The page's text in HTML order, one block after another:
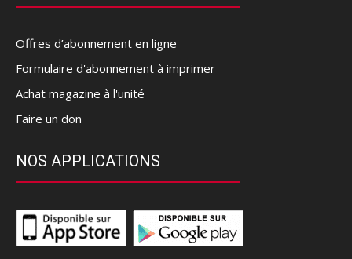
Offres d’abonnement en ligne
Formulaire d'abonnement à imprimer
Achat magazine à l'unité
Faire un don
NOS APPLICATIONS